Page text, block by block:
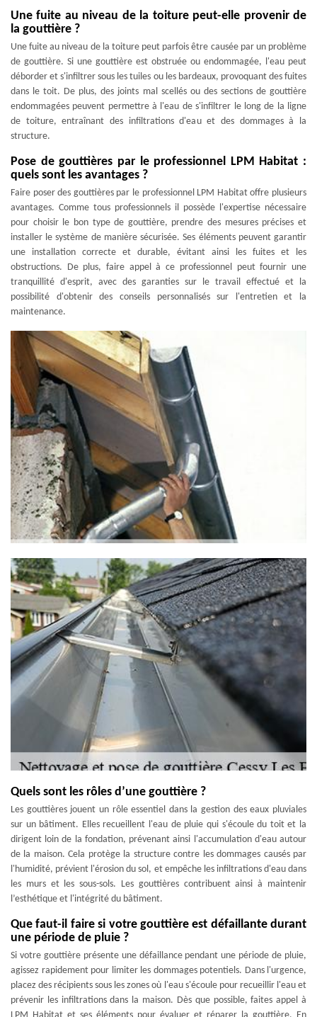
Une fuite au niveau de la toiture peut-elle provenir de
la gouttière ?
Une fuite au niveau de la toiture peut parfois être causée par un problème
de gouttière. Si une gouttière est obstruée ou endommagée, l'eau peut
déborder et s'infiltrer sous les tuiles ou les bardeaux, provoquant des fuites
dans le toit. De plus, des joints mal scellés ou des sections de gouttière
endommagées peuvent permettre à l'eau de s'infiltrer le long de la ligne
de toiture, entraînant des infiltrations d'eau et des dommages à la
structure.
Pose de gouttières par le professionnel LPM Habitat :
quels sont les avantages ?
Faire poser des gouttières par le professionnel LPM Habitat offre plusieurs
avantages. Comme tous professionnels il possède l'expertise nécessaire
pour choisir le bon type de gouttière, prendre des mesures précises et
installer le système de manière sécurisée. Ses éléments peuvent garantir
une installation correcte et durable, évitant ainsi les fuites et les
obstructions. De plus, faire appel à ce professionnel peut fournir une
tranquillité d'esprit, avec des garanties sur le travail effectué et la
possibilité d'obtenir des conseils personnalisés sur l'entretien et la
maintenance.
Quels sont les rôles d’une gouttière ?
Les gouttières jouent un rôle essentiel dans la gestion des eaux pluviales
sur un bâtiment. Elles recueillent l'eau de pluie qui s'écoule du toit et la
dirigent loin de la fondation, prévenant ainsi l'accumulation d'eau autour
de la maison. Cela protège la structure contre les dommages causés par
l'humidité, prévient l'érosion du sol, et empêche les infiltrations d'eau dans
les murs et les sous-sols. Les gouttières contribuent ainsi à maintenir
l’esthétique et l'intégrité du bâtiment.
Que faut-il faire si votre gouttière est défaillante durant
une période de pluie ?
Si votre gouttière présente une défaillance pendant une période de pluie,
agissez rapidement pour limiter les dommages potentiels. Dans l'urgence,
placez des récipients sous les zones où l'eau s'écoule pour recueillir l'eau et
prévenir les infiltrations dans la maison. Dès que possible, faites appel à